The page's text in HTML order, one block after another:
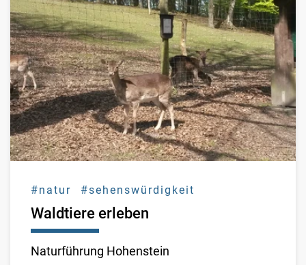
#natur #sehenswürdigkeit
Waldtiere erleben
Naturführung Hohenstein